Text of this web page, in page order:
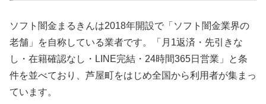
ソフト闇金まるきんは2018年開設で「ソフト闇金業界の
老舗」を自称している業者です。「月1返済・先引きな
し・在籍確認なし・LINE完結・24時間365日営業」と条
件を並べており、芦屋町をはじめ全国から利用者が集まっ
ています。